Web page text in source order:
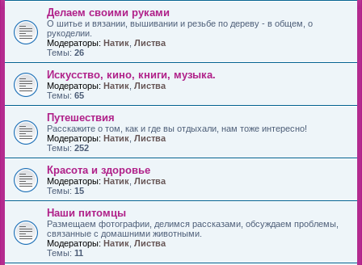
Делаем своими руками
О шитье и вязании, вышивании и резьбе по дереву - в общем, о
рукоделии.
Модераторы: Натик Листва
Темы: 26
Искусство, кино, книги, музыка.
Модераторы: Натик Листва
Темы: 65
Путешествия
Расскажите о том, как и где вы отдыхали, нам тоже интересно!
Модераторы: Натик Листва
Темы: 252
Красота и здоровье
Модераторы: Натик Листва
Темы: 15
Наши питомцы
Размещаем фотографии, делимся рассказами, обсуждаем проблемы,
связанные с домашними животными.
Модераторы: Натик Листва
Темы: 11